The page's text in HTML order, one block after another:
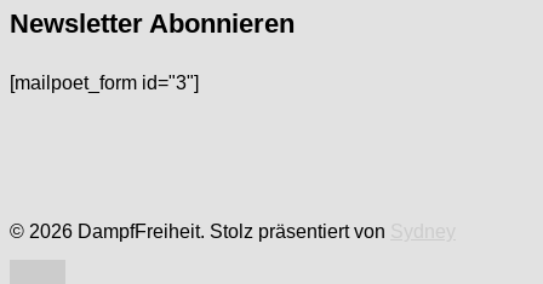
Newsletter Abonnieren
[mailpoet_form id="3"]
© 2026 DampfFreiheit. Stolz präsentiert von